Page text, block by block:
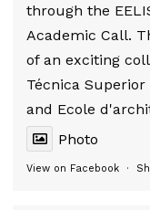
through the
Academic Call.
of an exciting
Técnica
and Ecole
Photo
View on Facebook ·